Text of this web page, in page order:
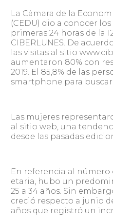
La Cámara de la
(CEDU) dio a conocer
primeras 24 horas de la
CIBERLUNES. De
las visitas al sitio
aumentaron 80% con
2019. El 85,8% de las
smartphone para
Las mujeres
al sitio web, una
desde las pasadas
En referencia al
etaria, hubo un
25 a 34 años. Sin
creció respecto a junio
años que registró un